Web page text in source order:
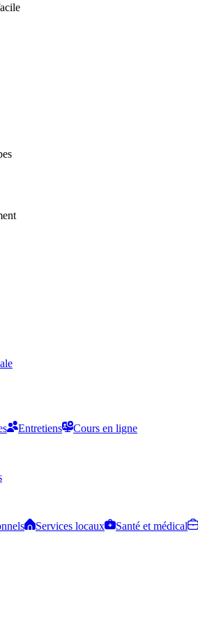
Entretiens
Cours en ligne
Services locaux Santé et médical